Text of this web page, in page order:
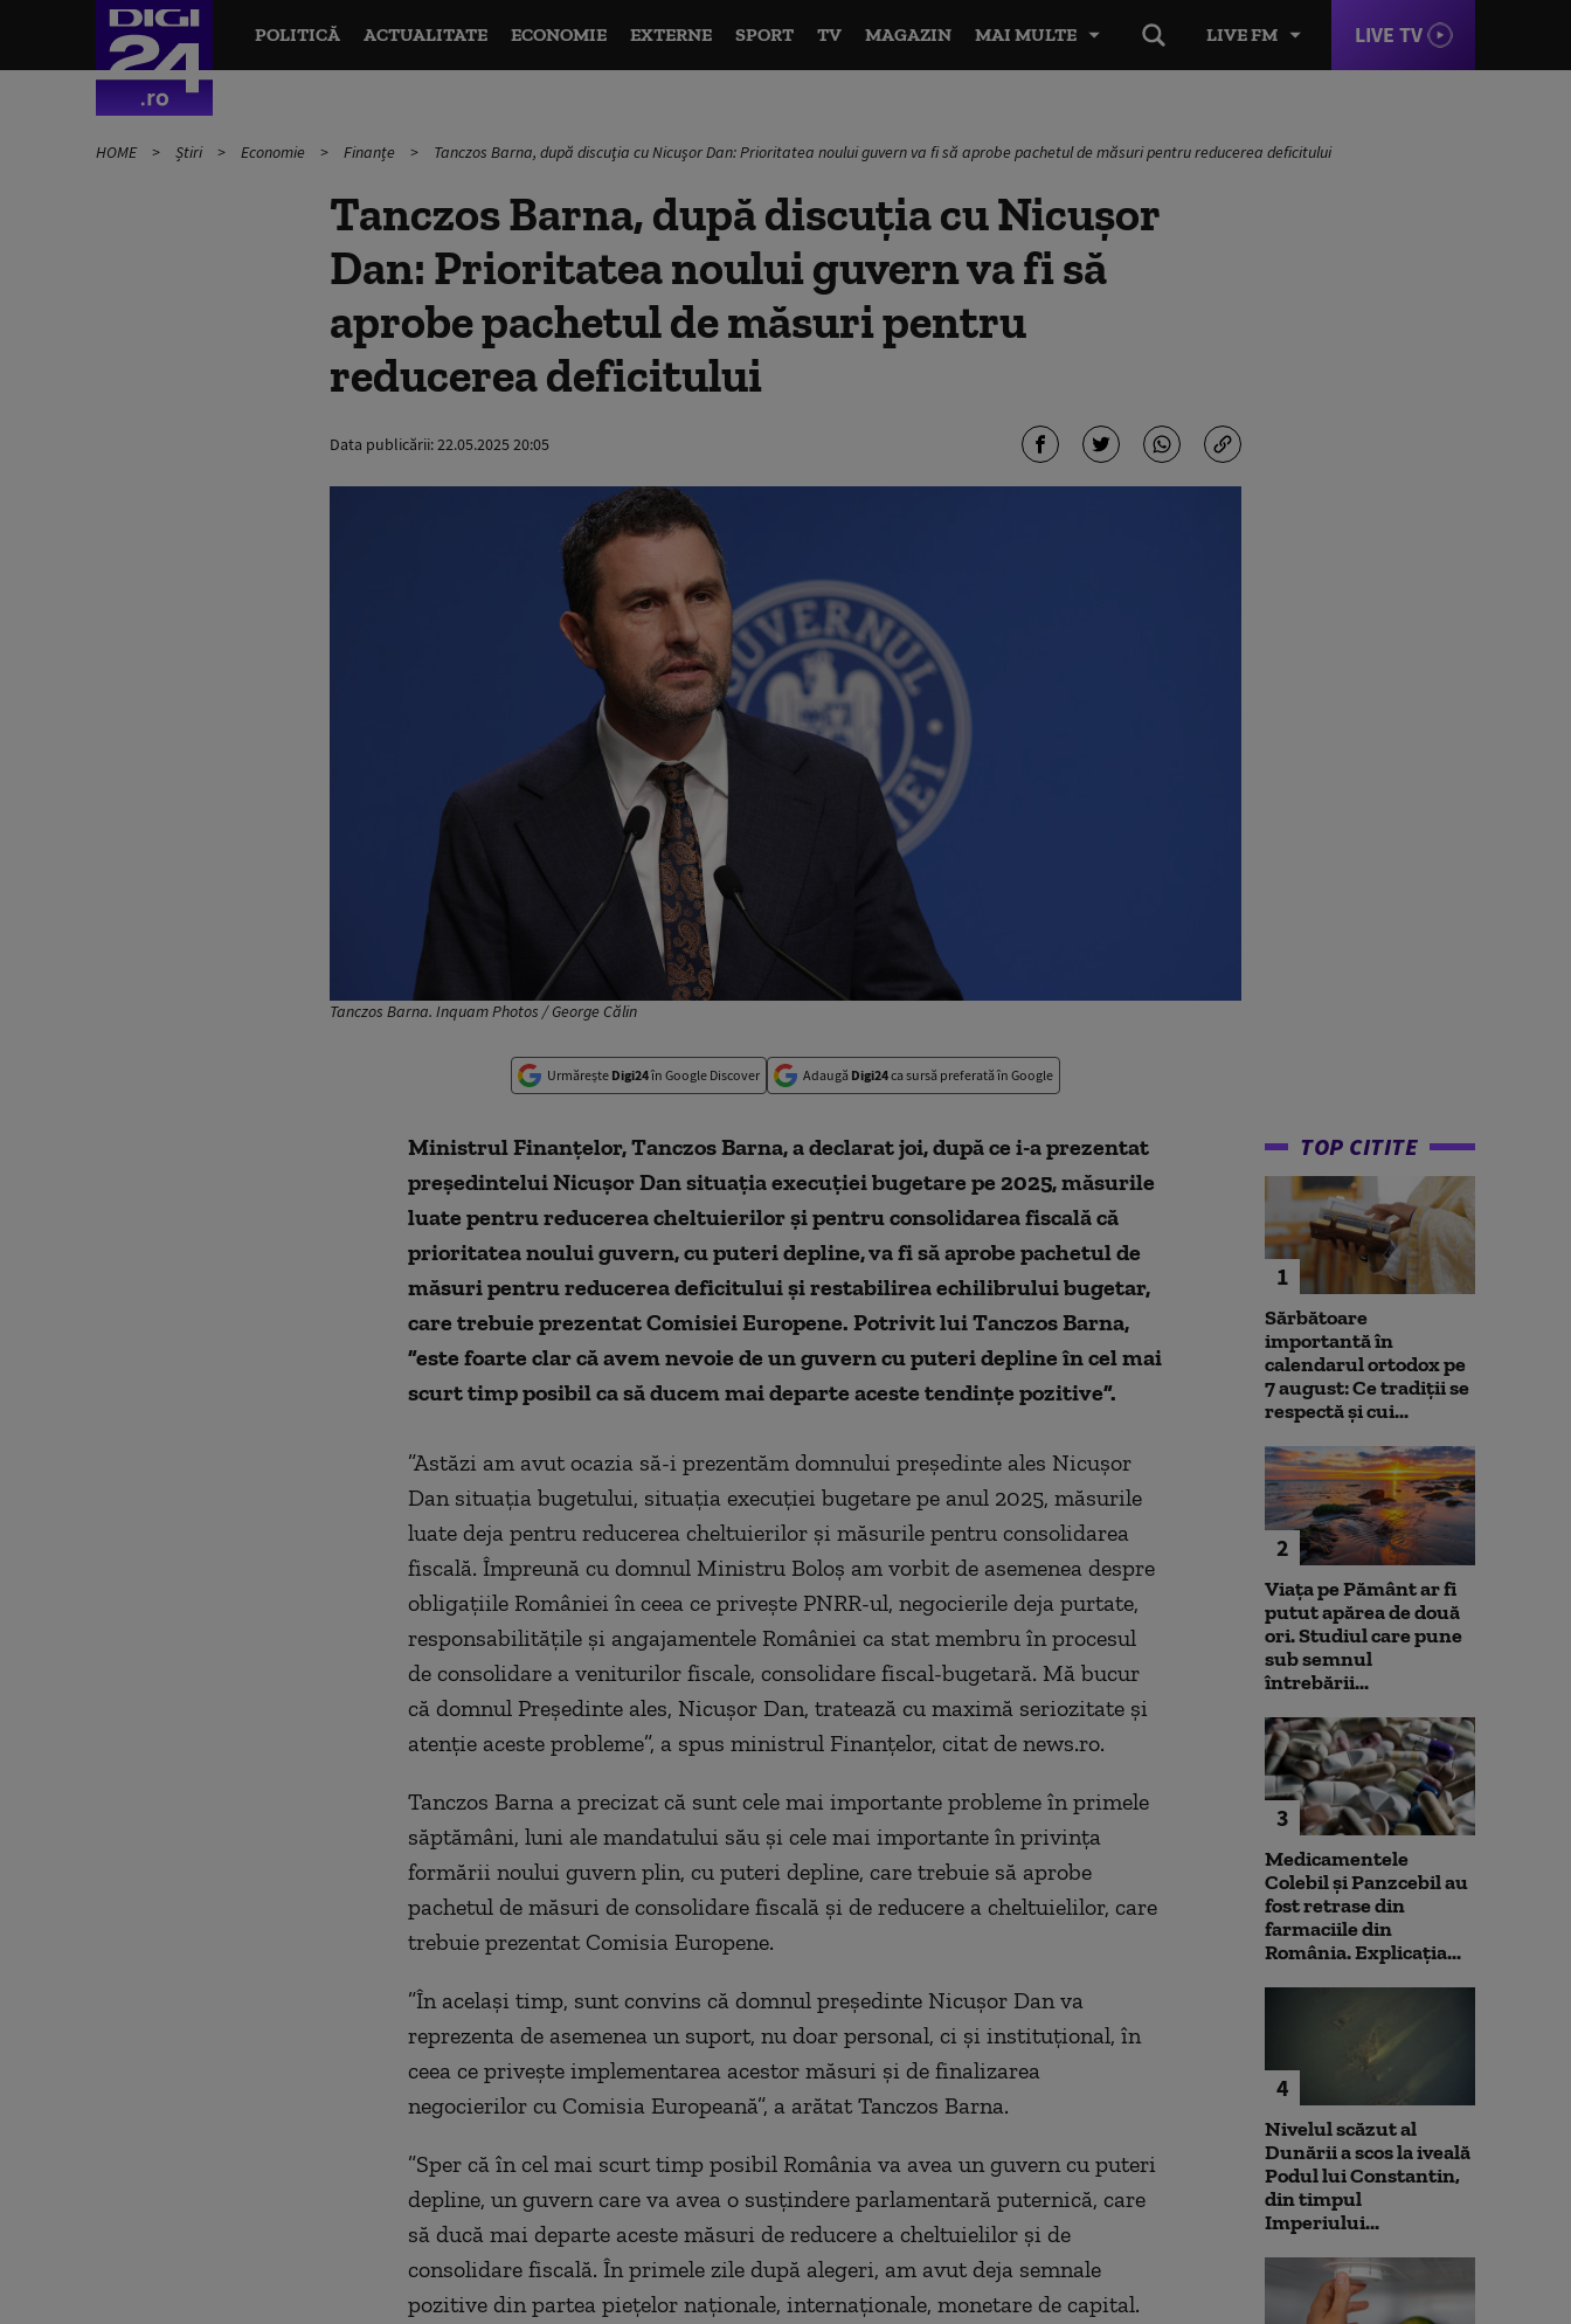
LIVE FM LIVE TV
POLITICĂ ACTUALITATE ECONOMIE EXTERNE SPORT TV MAGAZIN MAI MULTE
HOME Știri Economie Finanțe Tanczos Barna, după discuţia cu Nicuşor Dan: Prioritatea noului guvern va fi să aprobe pachetul de măsuri pentru reducerea deficitului
Tanczos Barna, după discuţia cu Nicuşor
Dan: Prioritatea noului guvern va fi să
aprobe pachetul de măsuri pentru
reducerea deficitului
Data publicării:22.05.2025 20:05
Tanczos Barna. Inquam Photos / George Călin
Urmărește Digi24în Google Discover Adaugă Digi24ca sursă preferată în Google
Ministrul Finanţelor, Tanczos Barna, a declarat joi, după ce i-a prezentat
preşedintelui Nicuşor Dan situaţia execuţiei bugetare pe 2025, măsurile
luate pentru reducerea cheltuierilor şi pentru consolidarea fiscală că
prioritatea noului guvern, cu puteri depline, va fi să aprobe pachetul de
măsuri pentru reducerea deficitului şi restabilirea echilibrului bugetar,
care trebuie prezentat Comisiei Europene. Potrivit lui Tanczos Barna,
”este foarte clar că avem nevoie de un guvern cu puteri depline în cel mai
scurt timp posibil ca să ducem mai departe aceste tendinţe pozitive”.
”Astăzi am avut ocazia să-i prezentăm domnului preşedinte ales Nicuşor
Dan situaţia bugetului, situaţia execuţiei bugetare pe anul 2025, măsurile
luate deja pentru reducerea cheltuierilor şi măsurile pentru consolidarea
fiscală. Împreună cu domnul Ministru Boloş am vorbit de asemenea despre
obligaţiile României în ceea ce priveşte PNRR-ul, negocierile deja purtate,
responsabilităţile şi angajamentele României ca stat membru în procesul
de consolidare a veniturilor fiscale, consolidare fiscal-bugetară. Mă bucur
că domnul Preşedinte ales, Nicuşor Dan, tratează cu maximă seriozitate şi
atenţie aceste probleme”, a spus ministrul Finanţelor, citat de news.ro.
Tanczos Barna a precizat că sunt cele mai importante probleme în primele
săptămâni, luni ale mandatului său şi cele mai importante în privinţa
formării noului guvern plin, cu puteri depline, care trebuie să aprobe
pachetul de măsuri de consolidare fiscală şi de reducere a cheltuielilor, care
trebuie prezentat Comisia Europene.
”În acelaşi timp, sunt convins că domnul preşedinte Nicuşor Dan va
reprezenta de asemenea un suport, nu doar personal, ci şi instituţional, în
ceea ce priveşte implementarea acestor măsuri şi de finalizarea
negocierilor cu Comisia Europeană”, a arătat Tanczos Barna.
”Sper că în cel mai scurt timp posibil România va avea un guvern cu puteri
depline, un guvern care va avea o susţindere parlamentară puternică, care
să ducă mai departe aceste măsuri de reducere a cheltuielilor şi de
consolidare fiscală. În primele zile după alegeri, am avut deja semnale
pozitive din partea pieţelor naţionale, internaţionale, monetare de capital.
TOP CITITE
1
Sărbătoare
importantă în
calendarul ortodox pe
7 august: Ce tradiții se
respectă și cui...
2
Viața pe Pământ ar fi
putut apărea de două
ori. Studiul care pune
sub semnul
întrebării...
3
Medicamentele
Colebil și Panzcebil au
fost retrase din
farmaciile din
România. Explicația...
4
Nivelul scăzut al
Dunării a scos la iveală
Podul lui Constantin,
din timpul
Imperiului...